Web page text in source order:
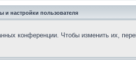
и настройки пользователя
конференции. Чтобы изменить их,